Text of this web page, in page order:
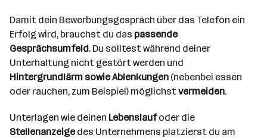
Damit dein Bewerbungsgespräch über das Telefon ein
Erfolg wird, brauchst du das passende
Gesprächsumfeld. Du solltest während deiner
Unterhaltung nicht gestört werden und
Hintergrundlärm sowie Ablenkungen (nebenbei essen
oder rauchen, zum Beispiel) möglichstvermeiden.
Unterlagen wie deinen Lebenslaufoder die
Stellenanzeigedes Unternehmens platzierst du am